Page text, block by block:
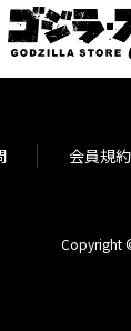
会員規約
Copyright